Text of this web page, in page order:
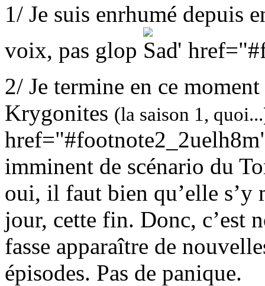
1/ Je suis enrhumé depuis
voix, pas glop
"
2/ Je termine en ce
Krygonites (la saison 1,
imminent de scénario du
oui, il faut bien qu’elle s’y
jour, cette fin. Donc, c’est
fasse apparaître de
épisodes. Pas de panique.